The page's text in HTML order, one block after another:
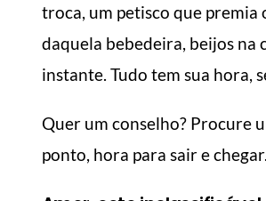
troca, um petisco que premia
daquela bebedeira, beijos na
instante. Tudo tem sua hora,
Quer um conselho? Procure
ponto, hora para sair e chegar.